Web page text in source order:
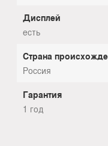
Дисплей
есть
Страна
Россия
Гарантия
1 год